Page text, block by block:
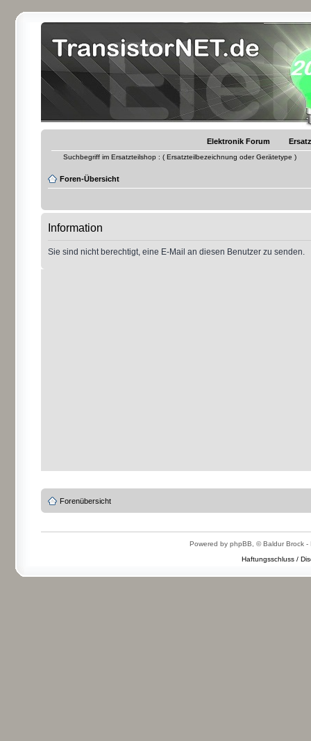
Elektronik Forum
Suchbegriff im Ersatzteilshop : ( Ersatzteilbezeichnung oder Gerätetype )
Foren-Übersicht
Information
Sie sind nicht berechtigt, eine E-Mail an diesen Benutzer zu senden.
Forenübersicht
Powered by phpBB, © Baldur Brock -
Haftungsschluss /